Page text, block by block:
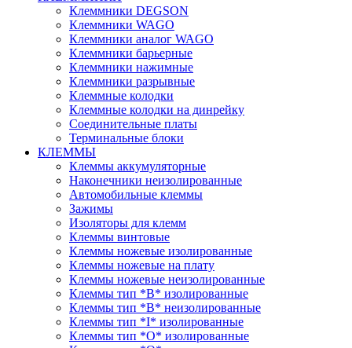
Клеммники DEGSON
Клеммники WAGO
Клеммники аналог WAGO
Клеммники барьерные
Клеммники нажимные
Клеммники разрывные
Клеммные колодки
Клеммные колодки на динрейку
Соединительные платы
Терминальные блоки
КЛЕММЫ
Клеммы аккумуляторные
Наконечники неизолированные
Автомобильные клеммы
Зажимы
Изоляторы для клемм
Клеммы винтовые
Клеммы ножевые изолированные
Клеммы ножевые на плату
Клеммы ножевые неизолированные
Клеммы тип *B* изолированные
Клеммы тип *B* неизолированные
Клеммы тип *I* изолированные
Клеммы тип *O* изолированные